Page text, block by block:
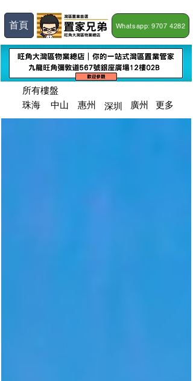
首頁 Whatsapp: 9707 4282
所有樓盤
​珠海
​中山 ​惠州 深圳 廣州 更多